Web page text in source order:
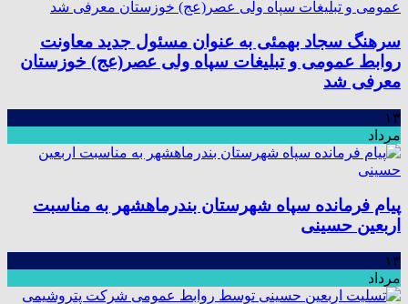
سرهنگ سجاد بهمئی به عنوان مسئول جدید معاونت
روابط عمومی و تبلیغات سپاه ولی عصر(عج) خوزستان
معرفی شد
۱۳
مرداد
پیام فرمانده سپاه شهرستان بندرماهشهر به مناسبت
اربعین حسینی
۱۳
مرداد